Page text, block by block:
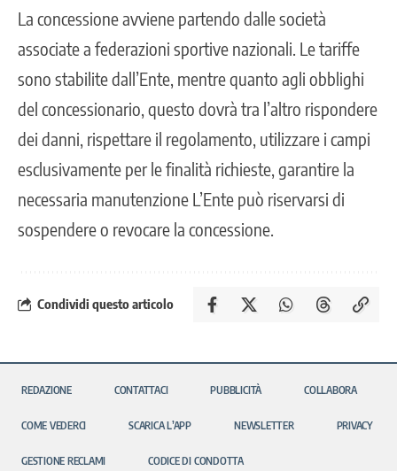
La concessione avviene partendo dalle società
associate a federazioni sportive nazionali. Le tariffe
sono stabilite dall’Ente, mentre quanto agli obblighi
del concessionario, questo dovrà tra l’altro rispondere
dei danni, rispettare il regolamento, utilizzare i campi
esclusivamente per le finalità richieste, garantire la
necessaria manutenzione L’Ente può riservarsi di
sospendere o revocare la concessione.
Condividi questo articolo
REDAZIONE CONTATTACI PUBBLICITÀ COLLABORA
COME VEDERCI SCARICA L’APP NEWSLETTER PRIVACY
GESTIONE RECLAMI CODICE DI CONDOTTA